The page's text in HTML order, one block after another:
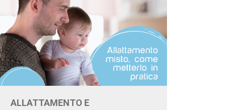
ALLATTAMENTO E